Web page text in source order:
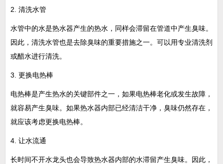
2. 清洗水管
水管中的水是热水器产生的热水，同样会滞留在管道中产生臭味。
因此，清洗水管也是去除臭味的重要措施之一。可以用专业清洗剂
或醋水进行清洗。
3. 更换电热棒
电热棒是产生热水的关键部件之一，如果电热棒老化或发生故障，
就容易产生臭味。如果热水器内部已经清洁干净，臭味仍然存在，
就应该考虑更换电热棒。
4. 让水流通
长时间不开水龙头也会导致热水器内部的水滞留产生臭味。因此，